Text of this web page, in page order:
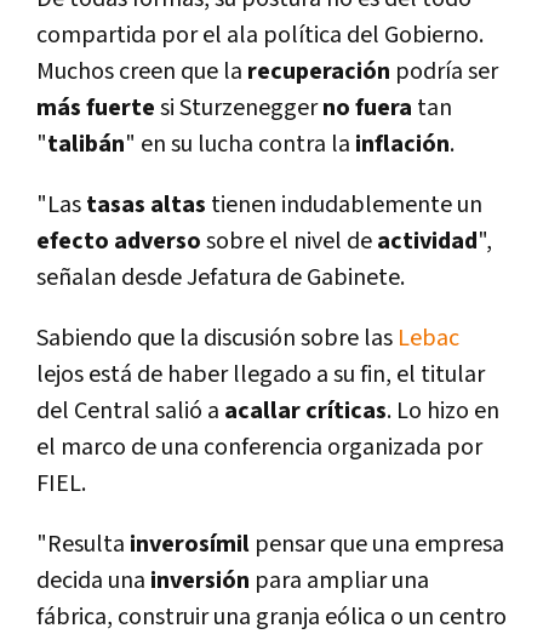
compartida por el ala polí­tica del Gobierno.
Muchos creen que la recuperación podrí­a ser
más fuertesi Sturzeneggernofuera tan
"talibán" en su lucha contra la inflación.
"Lastasas altas tienen indudablemente un
efecto adversosobre el nivel deactividad",
señalan desde Jefatura de Gabinete.
Sabiendo que la discusión sobre las Lebac
lejos está de haber llegado a su fin, el titular
del Central salió a acallarcrí­ticas. Lo hizo en
el marco de una conferencia organizada por
FIEL.
"Resulta inverosí­mil pensar que una empresa
decida una inversión para ampliar una
fábrica, construir una granja eólica o un centro